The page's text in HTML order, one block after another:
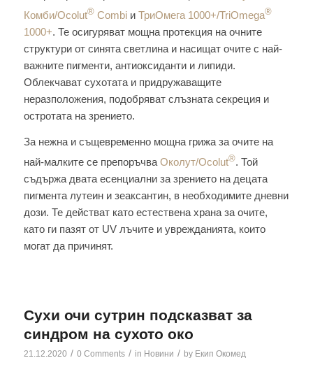
Комби/Ocolut®Combiи ТриОмега 1000+/TriOmega®
1000+. Те осигуряват мощна протекция на очните
структури от синята светлина и насищат очите с най-
важните пигменти, антиоксиданти и липиди.
Облекчават сухотата и придружаващите
неразположения, подобряват слъзната секреция и
остротата на зрението.
За нежна и същевременно мощна грижа за очите на
най-малките се препоръчва Околут/Ocolut®. Той
съдържа двата есенциални за зрението на децата
пигмента лутеин и зеаксантин, в необходимите дневни
дози. Те действат като естествена храна за очите,
като ги пазят от UV лъчите и уврежданията, които
могат да причинят.
Сухи очи сутрин подсказват за
синдром на сухото око
21.12.2020 / 0 Comments / in Новини / by Екип Окомед